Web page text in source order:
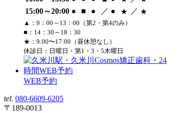
15:00～20:00 ● ■ ● ／ ● ★ ／ ★
▲：9：00～13：00（第2・第4のみ）
■：14：30～18：30
★：9:00〜17:00（昼休憩なし）
休診日：日曜日・第1・3・5木曜日
WEB予約
tel. 080-6609-6205
〒189-0013